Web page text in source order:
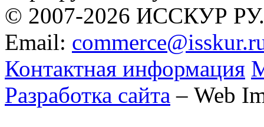
© 2007-2026 ИССКУР РУ.
Email:
Контактная информация
Разработка сайта – Web